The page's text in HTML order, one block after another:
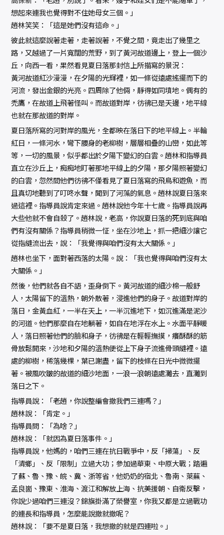
想起來連我也覺得對不住她母女三個。」
趙林笑笑：「這是她們沒有這命。」
彼此就這麼說著走著，走著說著，不覺之間，竟走出了幾里之
路，又越過了一片寬闊的荒野，到了黃河故道邊上，登上一個沙
丘，向西一看，果然看見夏日落那封信上所描寫的景況：
黃河故道紅沙漫漫，在夕陽的光輝裡，如一條從遠處搖擺而下的
河流，發出金銀的光亮。四周除了他倆，靜得如同墳地。偶有的
禿鷹，在故道上飛著怪叫。而故道對岸，彷彿已是天邊，地平線
也就在那故道的對岸。
夏日落所寫的河對岸的風光，全都映在落日下的地平線上。半輪
紅日，一條河水，彎下腰身的老柳樹，層層相疊的山巒，如此等
等，一切的風景，似乎都出於夕陽下變幻的白雲。趙林和指導員
直立在沙丘上，痴痴地盯著那地平線上的夕陽，那夕陽照著變幻
的白雲，忽然間他們彷彿不僅看見了夏日落寫的飛鳥和遊魚，而
且真切地聽到了叮咚水聲，聞到了河藻的氣息。趙林說夏日落來
過這裡。指導員說肯定來過。趙林說他今年十七歲。指導員說再
大些他就不會自殺了。趙林說，老高，你說夏日落的死到底與咱
們有沒有關係？指導員稍微一怔，坐在沙地上，抓一把細沙讓它
從指縫流出去，說：「我覺得與咱們沒有太大關係。」
趙林也坐下，面對著西落的太陽。說：「我也覺得與咱們沒有太
大關係。」
然後，他們就各自不語，歪身倒下。黃河故道的細沙棉一般舒
人，太陽留下的溫熱，朝外散著，浸進他們的身子。故道對岸的
落日，金黃血紅，一半在天上，一半沉進地下，如沉進滿是泥沙
的河道。他們那麼自在地躺著，如自在地浮在水上。水面平靜暖
人，落日照著他們的臉和身子，彷彿是在輕輕撫摸，癢酥酥的筋
骨放鬆開來，沙地和夕陽的溫熱便從上下身子流進骨頭縫裡。遠
處的柳樹，稀落幾棵，葉已謝盡，留下的枝條在日光中微微擺
著。被風吹皺的故道的細沙地面，一浪一浪朝遠處灘去，直灘到
落日之下。
指導員說：「老趙，你說整編會撤我們三連嗎？」
趙林說：「肯定。」
指導員問：「為啥？」
趙林說：「就因為夏日落事件。」
指導員說，他媽的，咱們三連在抗日戰爭中，反「掃蕩」、反
「清鄉」、反「限制」立過大功；參加過華東、中原大戰；踏遍
了蘇、魯、豫、皖、冀、浙等省，他奶奶的宿北、魯南、萊蕪、
孟良崮、豫東、淮海、渡江和解放上海、抗美援朝、自衛反擊，
你說少過咱們三連沒？錦旗掛滿了榮譽室，你我又都是立過戰功
的連長和指導員，怎麼能說撤就撤呢？
趙林說：「要不是夏日落，我想撤的就是四連啦。」